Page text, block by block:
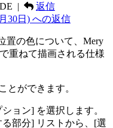
|
返信
30日) への返信
置の色について、Mery
重ねて描画される仕様
とができます。
ョン] を選択します。
部分] リストから、[選